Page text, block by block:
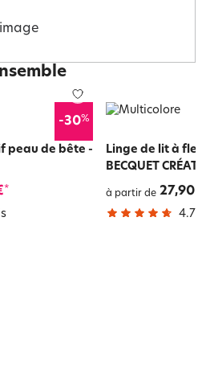
-30%
peau de bête -
*
Linge de lit à
BECQUET
à partir de 27,90
4.7